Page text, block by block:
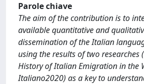
Parole chiave
The aim of the contribution is to
available quantitative and
dissemination of the Italian
using the results of two researches
History of Italian Emigration in the
Italiano2020) as a key to